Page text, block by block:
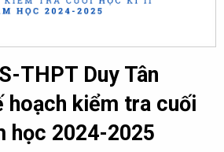
THPT Duy Tân
hoạch kiểm tra cuối
học 2024-2025